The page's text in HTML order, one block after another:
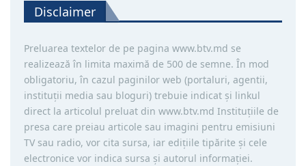
Disclaimer
Preluarea textelor de pe pagina www.btv.md se
realizează în limita maximă de 500 de semne. În mod
obligatoriu, în cazul paginilor web (portaluri, agentii,
instituţii media sau bloguri) trebuie indicat şi linkul
direct la articolul preluat din www.btv.md Instituţiile de
presa care preiau articole sau imagini pentru emisiuni
TV sau radio, vor cita sursa, iar ediţiile tipărite și cele
electronice vor indica sursa şi autorul informaţiei.